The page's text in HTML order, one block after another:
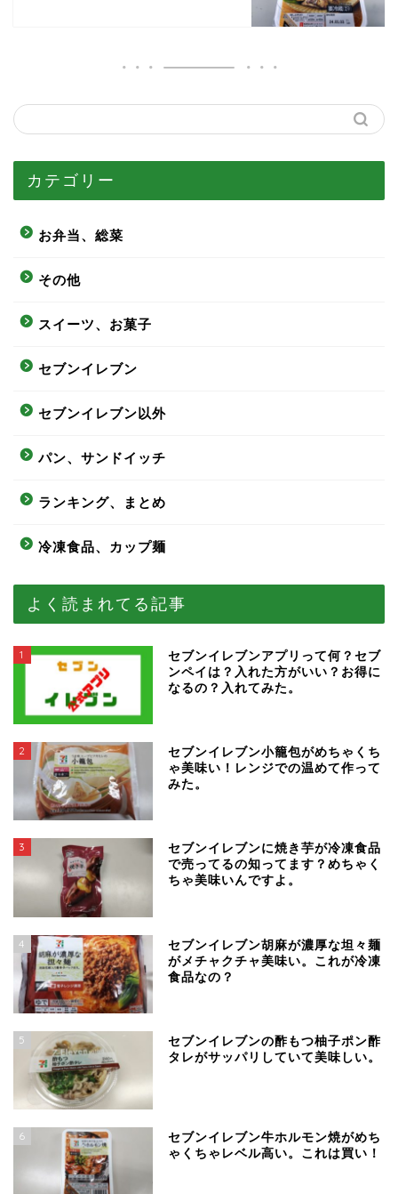
カテゴリー
お弁当、総菜
その他
スイーツ、お菓子
セブンイレブン
セブンイレブン以外
パン、サンドイッチ
ランキング、まとめ
冷凍食品、カップ麺
よく読まれてる記事
1
セブンイレブンアプリって何？セブ
ンペイは？入れた方がいい？お得に
なるの？入れてみた。
2
セブンイレブン小籠包がめちゃくち
ゃ美味い！レンジでの温めて作って
みた。
3
セブンイレブンに焼き芋が冷凍食品
で売ってるの知ってます？めちゃく
ちゃ美味いんですよ。
4
セブンイレブン胡麻が濃厚な坦々麺
がメチャクチャ美味い。これが冷凍
食品なの？
5
セブンイレブンの酢もつ柚子ポン酢
タレがサッパリしていて美味しい。
6
セブンイレブン牛ホルモン焼がめち
ゃくちゃレベル高い。これは買い！